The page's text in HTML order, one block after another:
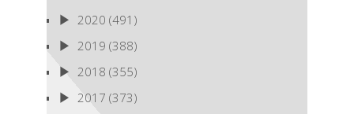
2020 (491)
2019 (388)
2018 (355)
2017 (373)